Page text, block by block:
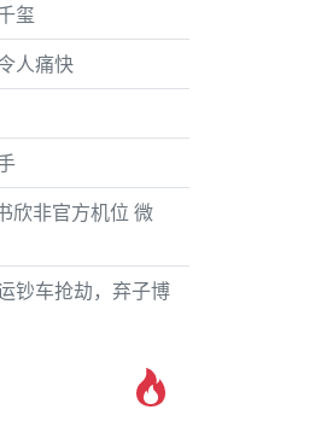
玺
人痛快
欣非官方机位 微
钞车抢劫，弃子博